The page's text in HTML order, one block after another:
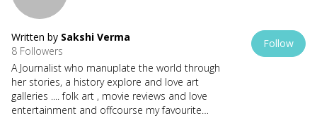
Written by Sakshi Verma
8 Followers
A Journalist who manuplate the world through
her stories, a history explore and love art
galleries .... folk art , movie reviews and love
entertainment and offcourse my favourite
Follow